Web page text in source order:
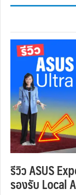
รีวิว ASUS
รองรับ Local